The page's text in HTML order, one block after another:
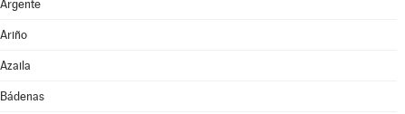
Argente
Ariño
Azaila
Bádenas